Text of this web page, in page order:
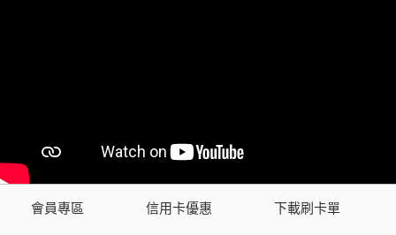
會員專區 信用卡優惠 下載刷卡單